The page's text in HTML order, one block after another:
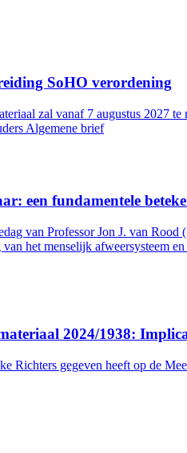
SoHO verordening
zal vanaf 7 augustus 2027
Algemene brief
een fundamentele
van Professor Jon J. van
het menselijk afweersysteem
2024/1938:
Richters gegeven heeft op de